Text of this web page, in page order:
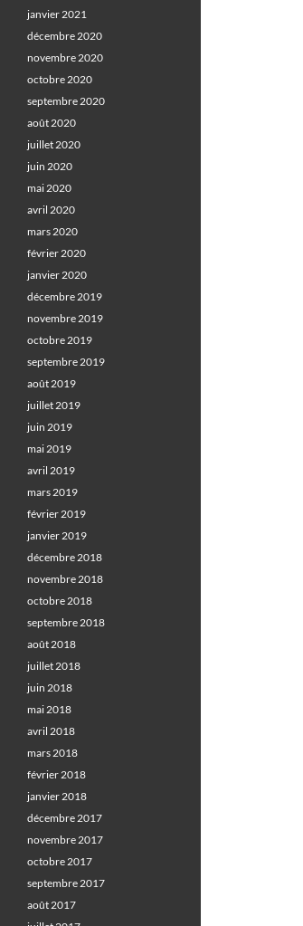
janvier 2021
décembre 2020
novembre 2020
octobre 2020
septembre 2020
août 2020
juillet 2020
juin 2020
mai 2020
avril 2020
mars 2020
février 2020
janvier 2020
décembre 2019
novembre 2019
octobre 2019
septembre 2019
août 2019
juillet 2019
juin 2019
mai 2019
avril 2019
mars 2019
février 2019
janvier 2019
décembre 2018
novembre 2018
octobre 2018
septembre 2018
août 2018
juillet 2018
juin 2018
mai 2018
avril 2018
mars 2018
février 2018
janvier 2018
décembre 2017
novembre 2017
octobre 2017
septembre 2017
août 2017